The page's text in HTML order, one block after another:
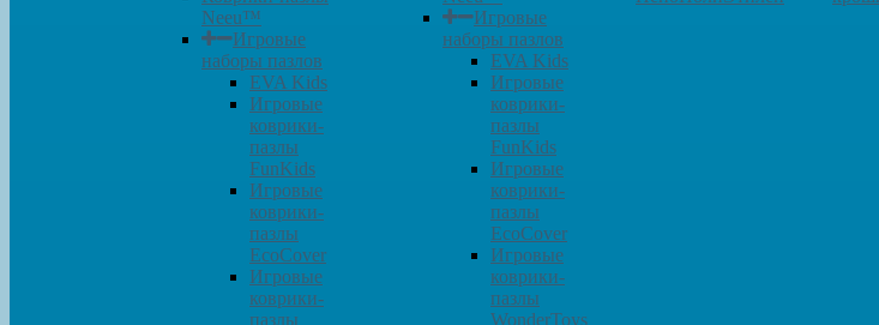
Neeu™
Игровые
наборы пазлов
EVA Kids
Игровые
коврики-
пазлы
FunKids
Игровые
коврики-
пазлы
EcoCover
Игровые
коврики-
пазлы
Игровые
наборы пазлов
EVA Kids
Игровые
коврики-
пазлы
FunKids
Игровые
коврики-
пазлы
EcoCover
Игровые
коврики-
пазлы
WonderToys